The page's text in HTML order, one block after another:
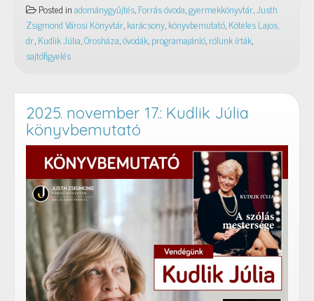
–
2025.
november
Posted inadománygyűjtés,Forrás óvoda,gyermekkönyvtár,Justh
Zsigmond Városi Könyvtár,karácsony,könyvbemutató,Köteles Lajos,
dr.,Kudlik Júlia,Orosháza,óvodák,programajánló,rólunk írták,
sajtófigyelés
2025. november 17.: Kudlik Júlia
könyvbemutató